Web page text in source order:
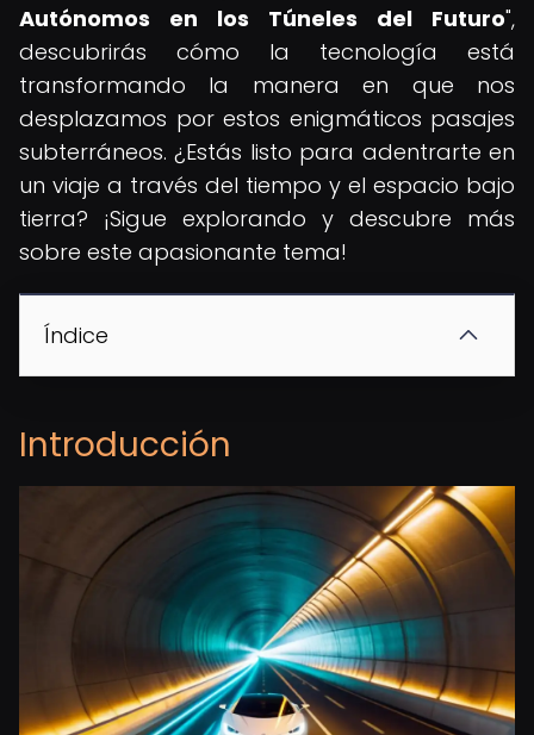
Autónomos en los Túneles del Futuro",
descubrirás cómo la tecnología está
transformando la manera en que nos
desplazamos por estos enigmáticos pasajes
subterráneos. ¿Estás listo para adentrarte en
un viaje a través del tiempo y el espacio bajo
tierra? ¡Sigue explorando y descubre más
sobre este apasionante tema!
Índice
Introducción